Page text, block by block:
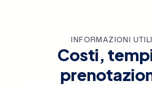
INFORMAZIONI UTILI
Costi,